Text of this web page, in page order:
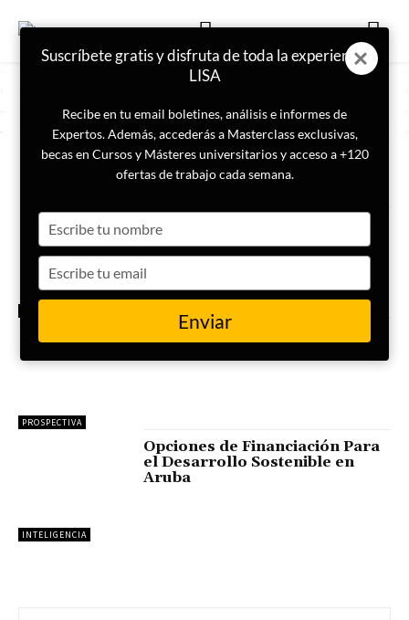
ETIQUETA
Desarrollo Sostenible
Agenda 2030: avances y metas
pendientes
PROSPECTIVA
Tendencias de las energías
INTELIGENCIA
Opciones de Financiación Para
el Desarrollo Sostenible en
Aruba
Suscríbete gratis y disfruta de toda la experiencia
LISA
Recibe en tu email boletines, análisis e informes de
Expertos. Además, accederás a Masterclass exclusivas,
becas en Cursos y Másteres universitarios y acceso a +120
ofertas de trabajo cada semana.
your
name
your
email
Enviar